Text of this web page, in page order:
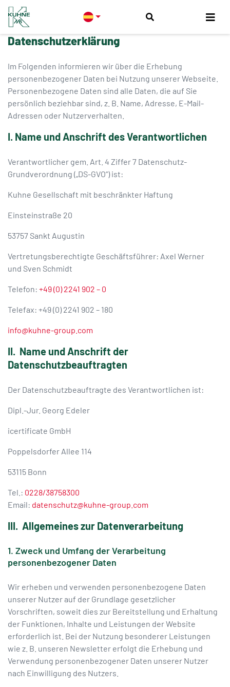
Datenschutzerklärung
Im Folgenden informieren wir über die Erhebung
personenbezogener Daten bei Nutzung unserer Webseite.
Personenbezogene Daten sind alle Daten, die auf Sie
persönlich beziehbar sind, z. B. Name, Adresse, E-Mail-
Adressen oder Nutzerverhalten.
I. Name und Anschrift des Verantwortlichen
Verantwortlicher gem. Art. 4 Ziffer 7 Datenschutz-
Grundverordnung („DS-GVO“) ist:
Kuhne Gesellschaft mit beschränkter Haftung
Einsteinstraße 20
53757 Sankt Augustin
Vertretungsberechtigte Geschäftsführer: Axel Werner
und Sven Schmidt
Telefon: +49 (0) 2241 902 – 0
Telefax: +49 (0) 2241 902 – 180
info@kuhne-group.com
II. Name und Anschrift der
Datenschutzbeauftragten
Der Datenschutzbeauftragte des Verantwortlichen ist:
Dipl.-Jur. Georg Edeler
icertificate GmbH
Poppelsdorfer Allee 114
53115 Bonn
Tel.: 0228/38758300
Email: datenschutz@kuhne-group.com
III. Allgemeines zur Datenverarbeitung
1. Zweck und Umfang der Verarbeitung
personenbezogener Daten
Wir erheben und verwenden personenbezogene Daten
unserer Nutzer auf der Grundlage gesetzlicher
Vorschriften, soweit dies zur Bereitstellung und Erhaltung
der Funktionen, Inhalte und Leistungen der Website
erforderlich ist. Bei der Nutzung besonderer Leistungen
wie z. B. unseren Newsletter erfolgt die Erhebung und
Verwendung personenbezogener Daten unserer Nutzer
nach Einwilligung des Nutzers.